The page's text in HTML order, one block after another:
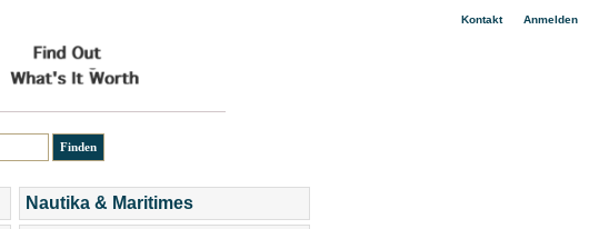
Kontakt| Anmelden
Nautika & Maritimes